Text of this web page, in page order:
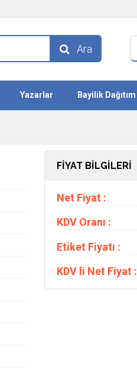
Ara
Yazarlar Bayilik Dağıtım
FİYAT BİLGİLERİ
Net Fiyat :
KDV Oranı :
Etiket Fiyatı :
KDV li Net Fiyat :